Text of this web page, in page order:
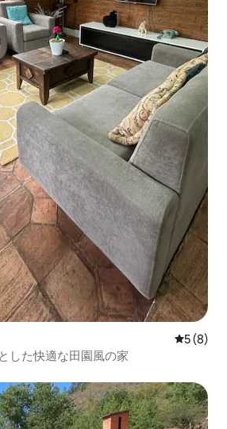
レビュー
5 (8)
した快適な田園風の家